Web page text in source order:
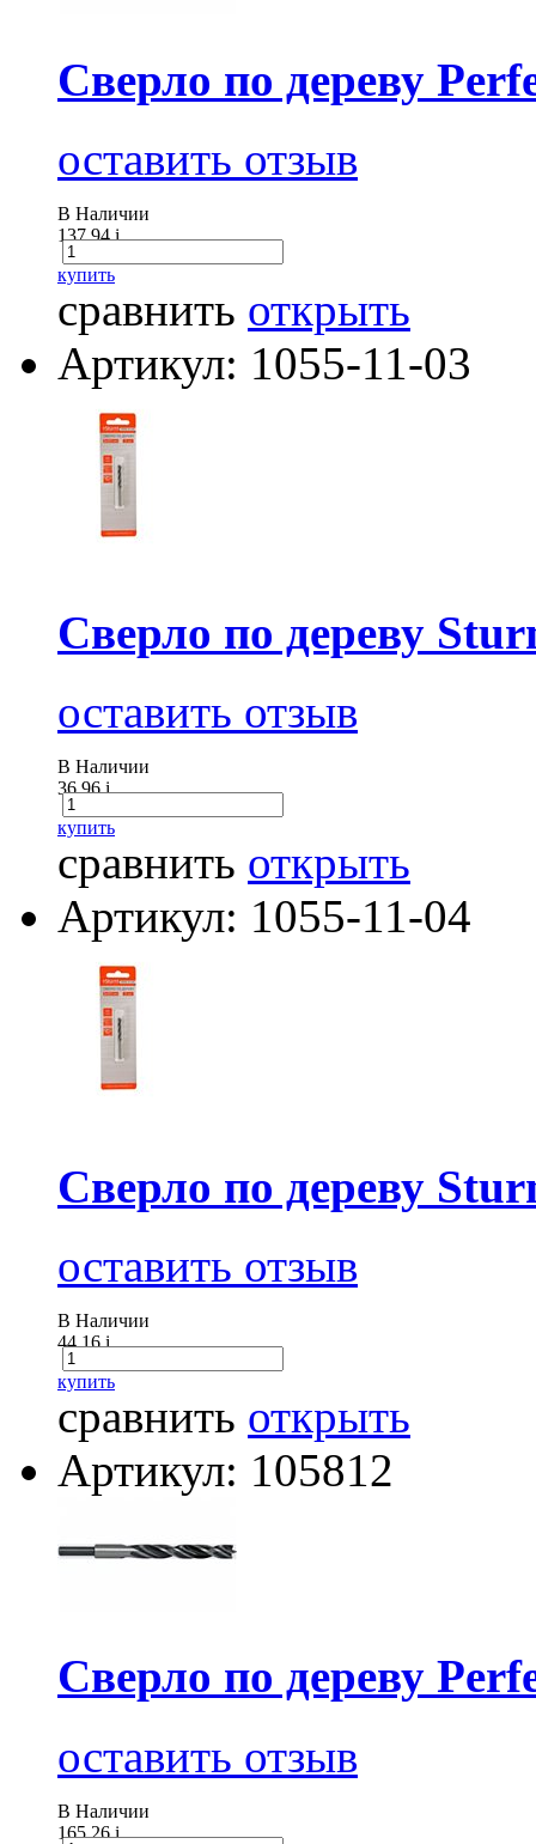
Сверло по дереву
оставить отзыв
В Наличии
137.94i
купить
сравнить открыть
Артикул: 1055-11-03
Сверло по дереву
оставить отзыв
В Наличии
36.96i
купить
сравнить открыть
Артикул: 1055-11-04
Сверло по дереву
оставить отзыв
В Наличии
44.16i
купить
сравнить открыть
Артикул: 105812
Сверло по дереву
оставить отзыв
В Наличии
165.26i